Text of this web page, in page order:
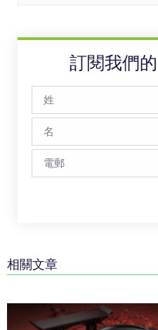
訂閱我們
相關文章